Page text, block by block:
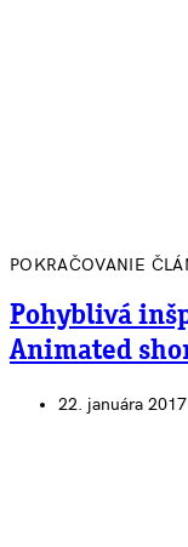
POKRAČOVANIE
Pohyblivá
Animated
22. januára 2017